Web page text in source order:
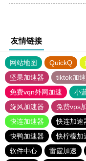
友情链接
网站地图 QuickQ
坚果加速器
tiktok加
免费vqn外网加速
小
旋风加速器
免费vps
快连加速器
快连加速
快鸭加速器
快柠檬加
软件中心
雷霆加速